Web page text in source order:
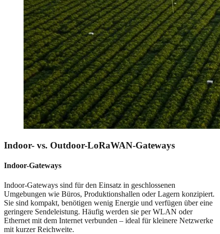
Indoor- vs. Outdoor-LoRaWAN-Gateways
Indoor-Gateways
Indoor-Gateways sind für den Einsatz in geschlossenen
Umgebungen wie Büros, Produktionshallen oder Lagern konzipiert.
Sie sind kompakt, benötigen wenig Energie und verfügen über eine
geringere Sendeleistung. Häufig werden sie per WLAN oder
Ethernet mit dem Internet verbunden – ideal für kleinere Netzwerke
mit kurzer Reichweite.